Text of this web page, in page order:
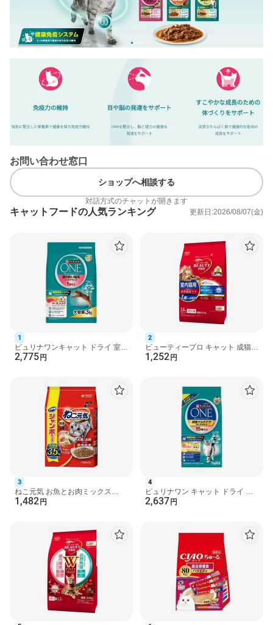
ピュリナ ワン キャット パウチ 1歳までの子ねこ用 妊娠・授乳期
●優れた栄養バランスで子ねこの健康的な成長と発達をサポート。
「健康免疫システム」で猫本来の健康を保ち、免疫力を維持。食
べやすい小さめフレーク。
チキン、小麦たんぱく、ラム、チキンミール、フィッシュ、鶏脂
(オメガ6脂肪酸源)、ぶどう糖、魚油(DHA源)、酵母(βグルカン
源)、アミノ酸類(タウリン)、ミネラル類(カルシウム、リン、カリ
ウム、ナトリウム、クロライド、マグネシウム、鉄、銅、マンガ
ン、亜鉛、ヨウ素)、増粘多糖類、ビタミン類(A、D、E、K、B1、
B2、パントテン酸、ナイアシン、B6、葉酸、ビオチン、B12、コ
リン)、カラメル色素
栄養成分
たんぱく質：13.5％以上、脂質：3.5％以上、粗繊維：0.55％以
下、灰分2.5％以下、水分82％以下
発売元、製造元、輸入元又は販売元
ネスレ日本(株)ネスレピュリナペットケア
お問い合わせ先
ネスレ日本株式会社 ネスレピュリナペットケア お客様相談室 (電
話番号)0120-262-333 受付時間：月曜日〜金曜日(土日、祝日、年
お問い合わせ窓口
ショップへ相談する
対話方式のチャットが開きます
キャットフードの人気ランキング 更新日:2026/08/07(金)
1
ピュリナワンキャット ドライ 室内
飼い猫用 1歳以上 サーモン＆ツナ
2,775 円
2
ビューティープロ キャット 成猫用
1歳から 1.5kg 【ビューティープ
1,252 円
3
ねこ元気 お魚とお肉ミックス
3.5kg 【ねこ元気】 キャットフー
1,482 円
4
ピュリナワン キャット ドライ 健
康マルチケア 15歳以上 チキン
2,637 円